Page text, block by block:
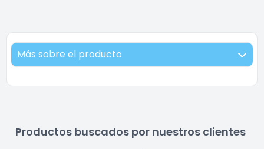
Más sobre el producto
Productos buscados por nuestros clientes